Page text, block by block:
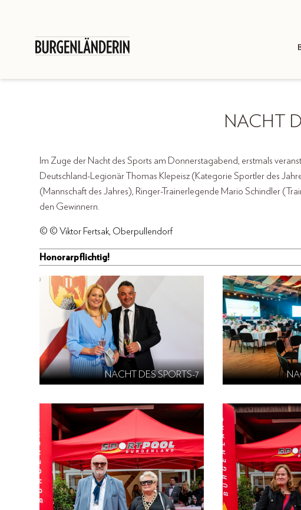
NACHT
Im Zuge der Nacht des Sports am Donnerstagabend, erstmals
Deutschland-Legionär Thomas Klepeisz (Kategorie Sportler des
(Mannschaft des Jahres), Ringer-Trainerlegende Mario Schindler
den Gewinnern.
© © Viktor Fertsak, Oberpullendorf
Honorarpflichtig!
NACHT DES SPORTS-7